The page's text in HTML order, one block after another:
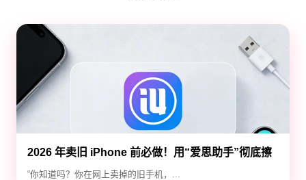
2026 年卖旧 iPhone 前必做！用“爱思助手”彻底擦
除隐私，防止数据泄露
“你知道吗？你在网上卖掉的旧手机，...